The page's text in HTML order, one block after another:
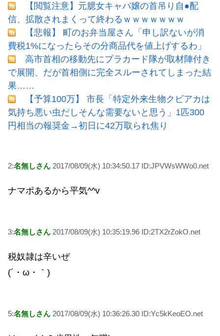
【閲覧注意】元臆女キャバ嬢の首吊り自●配
信、拡散されまくって終わるｗｗｗｗｗｗｗ
【悲報】 町のお弁当屋さん「申し訳ないが消
費税1%になったらその分商品代を値上げするわ」
高市首相の移動先にプラカード隊が取材陣付き
で展開、だが首相側に完全スルーされてしまった結
果……
【予算100万】 市長「特定外来生物クビアカは
気持ち悪い虫だしそんな需要ないと思う」1匹300
円相当の報奨金→初日に42万取られ焦り
2:名無しさん 2017/08/09(水) 10:34:50.17 ID:JPVWsWWo0.net
ナマポあるから平気^^v
3:名無しさん 2017/08/09(水) 10:35:19.96 ID:2TX2rZokO.net
税奴隷は辛いぜ
(´・ω・｀)
5:名無しさん 2017/08/09(水) 10:36:26.30 ID:Yc5kKeoEO.net